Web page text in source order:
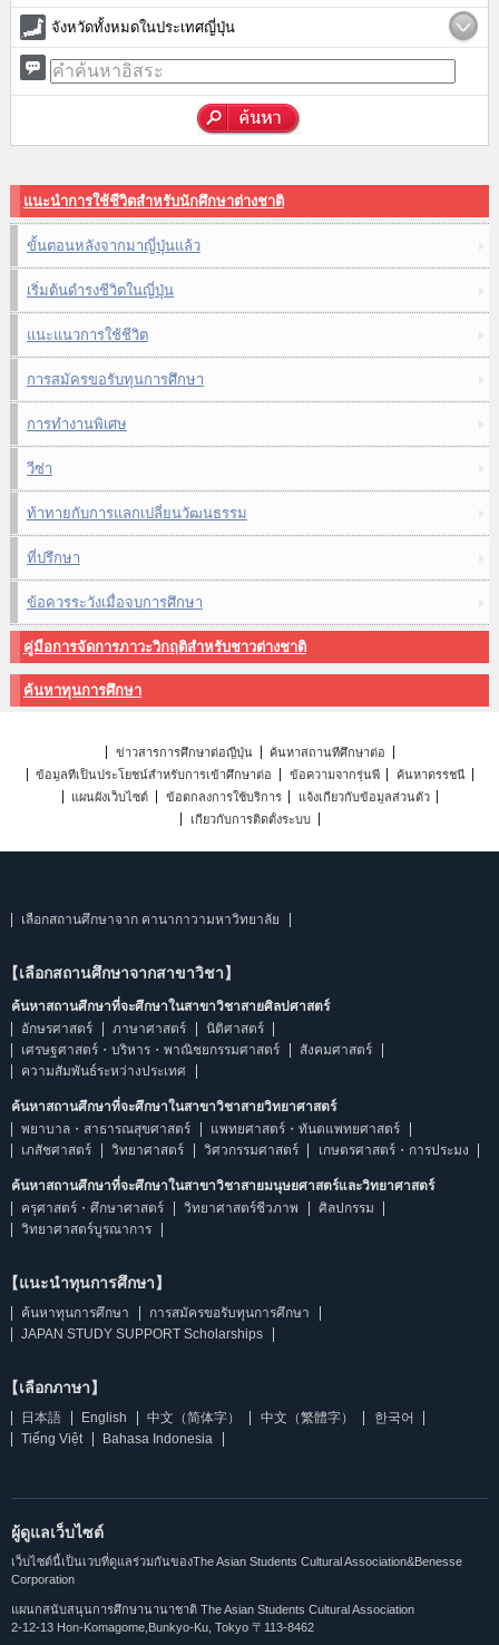
จังหวัดทั้งหมดในประเทศญี่ปุ่น
แนะนำการใช้ชีวิตสำหรับนักศึกษาต่างชาติ
ขั้นตอนหลังจากมาญี่ปุ่นแล้ว
เริ่มต้นดำรงชีวิตในญี่ปุ่น
แนะแนวการใช้ชีวิต
การสมัครขอรับทุนการศึกษา
การทำงานพิเศษ
วีซ่า
ท้าทายกับการแลกเปลี่ยนวัฒนธรรม
ที่ปรึกษา
ข้อควรระวังเมื่อจบการศึกษา
คู่มือการจัดการภาวะวิกฤติสำหรับชาวต่างชาติ
ค้นหาทุนการศึกษา
ข่าวสารการศึกษาต่อญี่ปุ่น
ค้นหาสถานที่ศึกษาต่อ
ข้อมูลที่เป็นประโยชน์สำหรับการเข้าศึกษาต่อ
ข้อความจากรุ่นพี่
ค้นหาดรรชนี
แผนผังเว็บไซต์
ข้อตกลงการใช้บริการ
แจ้งเกี่ยวกับข้อมูลส่วนตัว
เกี่ยวกับการติดตั้งระบบ
เลือกสถานศึกษาจาก คานากาวามหาวิทยาลัย
【เลือกสถานศึกษาจากสาขาวิชา】
ค้นหาสถานศึกษาที่จะศึกษาในสาขาวิชาสายศิลปศาสตร์
อักษรศาสตร์
ภาษาศาสตร์
นิติศาสตร์
เศรษฐศาสตร์・บริหาร・พาณิชยกรรมศาสตร์
สังคมศาสตร์
ความสัมพันธ์ระหว่างประเทศ
ค้นหาสถานศึกษาที่จะศึกษาในสาขาวิชาสายวิทยาศาสตร์
พยาบาล・สาธารณสุขศาสตร์
แพทยศาสตร์・ทันตแพทยศาสตร์
เภสัชศาสตร์
วิทยาศาสตร์ วิศวกรรมศาสตร์ เกษตรศาสตร์・การประมง
ค้นหาสถานศึกษาที่จะศึกษาในสาขาวิชาสายมนุษยศาสตร์และวิทยาศาสตร์
ครุศาสตร์・ศึกษาศาสตร์
วิทยาศาสตร์ชีวภาพ
ศิลปกรรม
วิทยาศาสตร์บูรณาการ
【แนะนำทุนการศึกษา】
ค้นหาทุนการศึกษา
การสมัครขอรับทุนการศึกษา
JAPAN STUDY SUPPORT Scholarships
【เลือกภาษา】
日本語 English 中文（简体字） 中文（繁體字）
한국어
Tiếng Việt
Bahasa Indonesia
ผู้ดูแลเว็บไซต์
เว็บไซต์นี้เป็นเวบที่ดูแลร่วมกันของThe Asian Students Cultural Association&Benesse
Corporation
แผนกสนับสนุนการศึกษานานาชาติ The Asian Students Cultural Association
2-12-13 Hon-Komagome,Bunkyo-Ku, Tokyo 〒113-8462